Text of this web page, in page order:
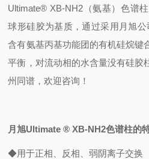
Ultimate® XB-NH2（氨基）色谱
球形硅胶为基质，通过采用月旭
含有氨基丙基功能团的有机硅烷键
平衡，对流动相的水含量没有硅胶
州同谱，欢迎咨询！
月旭Ultimate ® XB-NH2色谱柱的
◆用于正相、反相、弱阴离子交换